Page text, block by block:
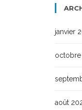
janvier
août